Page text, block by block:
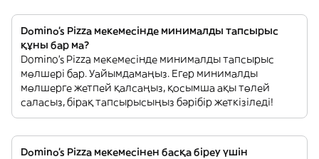
Domino's Pizza мекемесінде минималды тапсырыс
құны бар ма?
Domino's Pizza мекемесінде минималды тапсырыс
мөлшері бар. Уайымдамаңыз. Егер минималды
мөлшерге жетпей қалсаңыз, қосымша ақы төлей
саласыз, бірақ тапсырысыңыз бәрібір жеткізіледі!
Domino's Pizza мекемесінен басқа біреу үшін